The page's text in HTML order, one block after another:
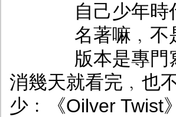
自己少年
名著嘛﹐不
版本是專門
消幾天就看完﹐也
少﹕《Oilver Twist